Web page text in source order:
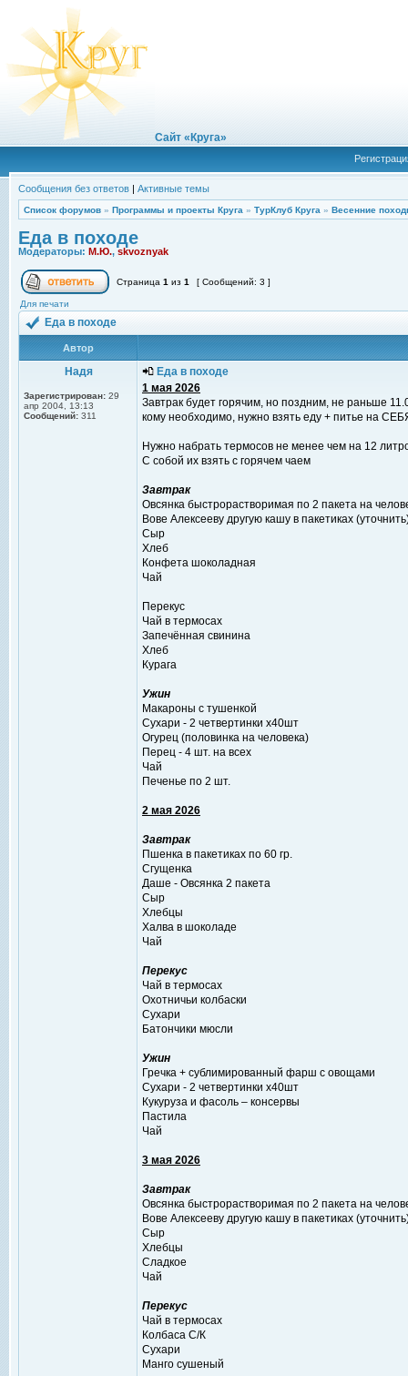
Сайт «Круга»
Сообщения без ответов | Активные темы
Список форумов » Программы и проекты Круга » ТурКлуб Круга » Весенние
Еда в походе
Модераторы: М.Ю.,skvoznyak
Страница 1 из 1 [ Сообщений: 3 ]
Для печати
Еда в походе
Автор
Надя
Зарегистрирован: 29
апр 2004, 13:13
Сообщений: 311
Еда в походе
1 мая 2026
Завтрак будет горячим, но поздним, не раньше
кому необходимо, нужно взять еду + питье на
Нужно набрать термосов не менее чем на 12
С собой их взять с горячем чаем
Завтрак
Овсянка быстрорастворимая по 2 пакета на
Вове Алексееву другую кашу в пакетиках
Сыр
Хлеб
Конфета шоколадная
Чай
Перекус
Чай в термосах
Запечённая свинина
Хлеб
Курага
Ужин
Макароны с тушенкой
Сухари - 2 четвертинки х40шт
Огурец (половинка на человека)
Перец - 4 шт. на всех
Чай
Печенье по 2 шт.
2 мая 2026
Завтрак
Пшенка в пакетиках по 60 гр.
Сгущенка
Даше - Овсянка 2 пакета
Сыр
Хлебцы
Халва в шоколаде
Чай
Перекус
Чай в термосах
Охотничьи колбаски
Сухари
Батончики мюсли
Ужин
Гречка + сублимированный фарш с овощами
Сухари - 2 четвертинки х40шт
Кукуруза и фасоль – консервы
Пастила
Чай
3 мая 2026
Завтрак
Овсянка быстрорастворимая по 2 пакета на
Вове Алексееву другую кашу в пакетиках
Сыр
Хлебцы
Сладкое
Чай
Перекус
Чай в термосах
Колбаса С/К
Сухари
Манго сушеный